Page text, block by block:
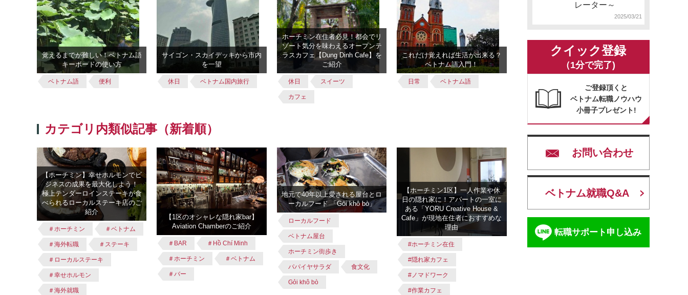
覚えるまでが難しい！ベトナム語
キーボードの使い方
ベトナム語 便利
サイゴン・スカイデッキから市内
を一望
休日 ベトナム国内旅行
ホーチミン在住者必見！都会でリ
ゾート気分を味わえるオープンテ
ラスカフェ【Dung Dinh Cafe】を
ご紹介
休日 スイーツ
カフェ
これだけ覚えれば生活が出来る？
ベトナム語入門！
日常 ベトナム語
カテゴリ内類似記事（新着順）
【ホーチミン】幸せホルモンでビ
ジネスの成果を最大化しよう！
極上テンダーロインステーキが食
べられるローカルステーキ店のご
紹介
＃ホーチミン ＃ベトナム
＃海外転職 ＃ステーキ
＃ローカルステーキ
＃幸せホルモン
＃海外就職
【1区のオシャレな隠れ家bar】
Aviation Chamberのご紹介
＃BAR ＃Hồ Chí Minh
＃ホーチミン ＃ベトナム
＃バー
地元で40年以上愛される屋台とロ
ーカルフード 「Gỏi khô bò」
ローカルフード
ベトナム屋台
ホーチミン街歩き
パパイヤサラダ 食文化
Gỏi khô bò
【ホーチミン1区】一人作業や休
日の隠れ家に！アパートの一室に
ある「YORU Creative House &
Cafe」が現地在住者におすすめな
理由
#ホーチミン在住
#隠れ家カフェ
#ノマドワーク
#作業カフェ
レーター～
2025/03/21
クイック登録
（1分で完了)
ご登録頂くと
ベトナム転職ノウハウ
小冊子プレゼント!
お問い合わせ
ベトナム就職Q&A
転職サポート申し込み